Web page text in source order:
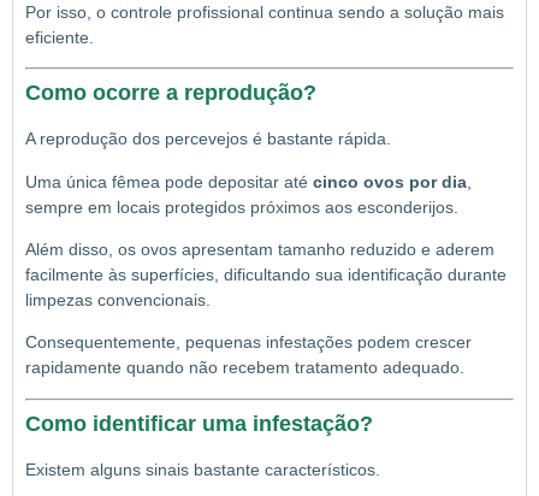
Por isso, o controle profissional continua sendo a solução mais
eficiente.
Como ocorre a reprodução?
A reprodução dos percevejos é bastante rápida.
Uma única fêmea pode depositar até cinco ovos por dia
sempre em locais protegidos próximos aos esconderijos.
Além disso, os ovos apresentam tamanho reduzido e aderem
facilmente às superfícies, dificultando sua identificação durante
limpezas convencionais.
Consequentemente, pequenas infestações podem crescer
rapidamente quando não recebem tratamento adequado.
Como identificar uma infestação?
Existem alguns sinais bastante característicos.